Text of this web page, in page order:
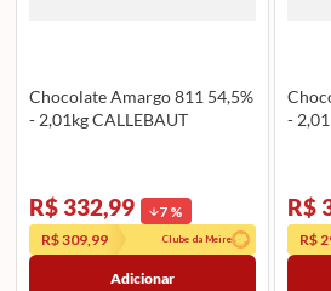
Chocolate Amargo 811 54,5%
- 2,01kg CALLEBAUT
R$ 332,99 7%
R$ 309,99
Clube da Meire
Adicionar
-
R$
R$